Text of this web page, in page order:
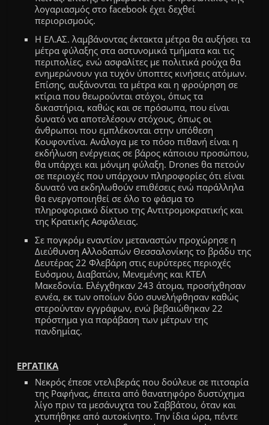
λογαριασμός στο facebook έχει δεχθεί
περιορισμούς.
Η ΕΛ.ΑΣ. λαμβάνοντας έκτακτα μέτρα θα αυξήσει τα
μέτρα φύλαξης στα αστυνομικά τμήματα καιτις
περιπολίες, ενώ ασφαλίτες με πολιτικά ρούχα θα
ενημερώνουν για τυχόν ύποπτες κινήσεις ατόμων.
Επίσης, αυξάνονται τα μέτρα και η φρούρηση σε
κτίρια που θεωρούνται στόχοι, όπως τα
δικαστήρια, καθώς και σε πρόσωπα, που είναι
δυνατό να αποτελέσουν στόχους, όπως οι
άνθρωποι που εμπλέκονται στην υπόθεση
Κουφοντίνα. Ανάλογα με το πόσο πιθανή είναι η
εκδήλωση ενέργειας σε βάρος κάποιου προσώπου,
θα υπάρχει και μόνιμη φύλαξη. Drones θα πετούν
σε περιοχές που υπάρχουν πληροφορίες ότι είναι
δυνατό να εκδηλωθούν επιθέσεις ενώ παράλληλα
θα ενεργοποιηθεί σε όλο το φάσμα το
πληροφοριακό δίκτυο της Αντιτρομοκρατικής και
της Κρατικής Ασφάλειας.
Σε πογκρόμ εναντίον μεταναστών προχώρησε η
Διεύθυνση Αλλοδαπών Θεσσαλονίκης το βράδυ της
Δευτέρας 22 Φλεβάρη στις ευρύτερες περιοχές
Ευόσμου, Διαβατών, Μενεμένης και ΚΤΕΛ
Μακεδονία. Ελέγχθηκαν 243 άτομα, προσήχθησαν
εννέα, εκ των οποίων δύο συνελήφθησαν καθώς
στερούνταν εγγράφων, ενώ βεβαιώθηκαν 22
πρόστημα για παράβαση των μέτρων της
πανδημίας.
ΕΡΓΑΤΙΚΑ
Νεκρός έπεσε ντελιβεράς που δούλευε σε πιτσαρία
της Ραφήνας, έπειτα από θανατηφόρο δυστύχημα
λίγο πριν τα μεσάνυχτα του Σαββάτου, όταν και
χτυπήθηκε από αυτοκίνητο. Την ίδια ώρα, πέντε